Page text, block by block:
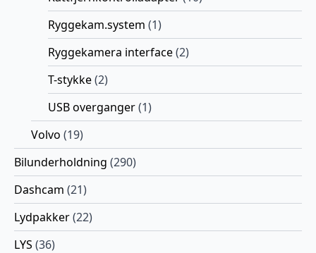
Ryggekam.system (1)
Ryggekamera interface(2)
T-stykke(2)
USB overganger(1)
Volvo (19)
Bilunderholdning (290)
Dashcam (21)
Lydpakker(22)
LYS (36)